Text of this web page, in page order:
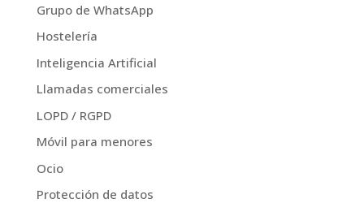
Grupo de WhatsApp
Hostelería
Inteligencia Artificial
Llamadas comerciales
LOPD / RGPD
Móvil para menores
Ocio
Protección de datos